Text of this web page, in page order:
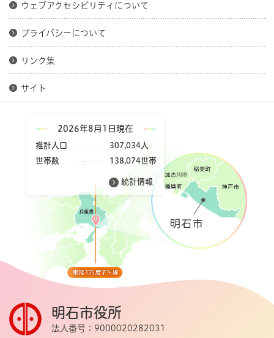
ウェブアクセシビリティについて
プライバシーについて
リンク集
サイト
2026年8月1日現在
推計人口
307,034人
世帯数
138,074世帯
統計情報
明石市役所
法人番号：9000020282031